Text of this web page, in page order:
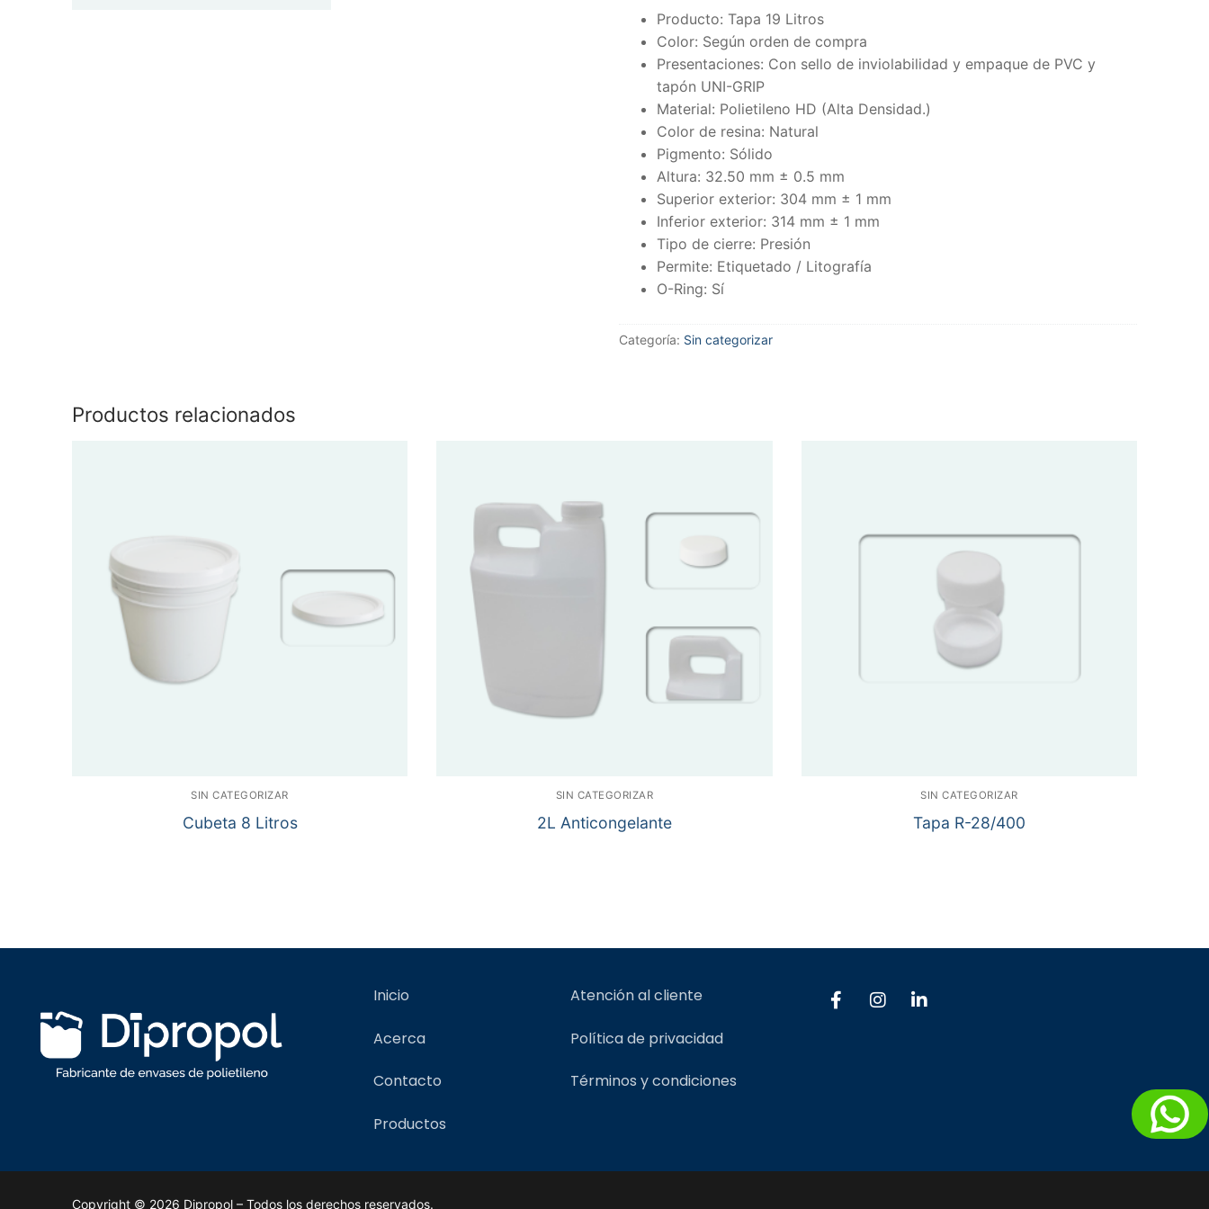
Producto: Tapa 19 Litros
Color: Según orden de compra
Presentaciones: Con sello de inviolabilidad y empaque de PVC y
tapón UNI-GRIP
Material: Polietileno HD (Alta Densidad.)
Color de resina: Natural
Pigmento: Sólido
Altura: 32.50 mm ± 0.5 mm
Superior exterior: 304 mm ± 1 mm
Inferior exterior: 314 mm ± 1 mm
Tipo de cierre: Presión
Permite: Etiquetado / Litografía
O-Ring: Sí
Categoría: Sin categorizar
Productos relacionados
SIN CATEGORIZAR
Cubeta 8 Litros
SIN CATEGORIZAR
2L Anticongelante
SIN CATEGORIZAR
Tapa R-28/400
Inicio
Acerca
Contacto
Productos
Atención al cliente
Política de privacidad
Términos y condiciones
Copyright © 2026 Dipropol – Todos los derechos reservados.